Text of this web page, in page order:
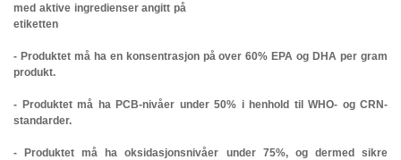
med aktive ingredienser angitt på
etiketten
- Produktet må ha en konsentrasjon på over 60% EPA og DHA per gram
produkt.
- Produktet må ha PCB-nivåer under 50% i henhold til WHO- og CRN-
standarder.
- Produktet må ha oksidasjonsnivåer under 75%, og dermed sikre